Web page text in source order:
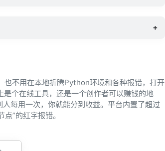
+
不用在本地折腾Python环境和各种报错，打开
个在线工具，还是一个创作者可以赚钱的地
每用一次，你就能分到收益。平台内置了超过
”的红字报错。